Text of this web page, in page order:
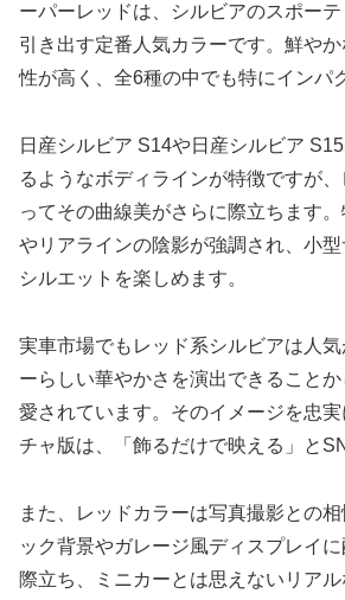
ーパーレッドは、シルビアのスポー
引き出す定番人気カラーです。鮮や
性が高く、全6種の中でも特にインパ
日産シルビア S14や日産シルビア
るようなボディラインが特徴ですが
ってその曲線美がさらに際立ちます
やリアラインの陰影が強調され、小
シルエットを楽しめます。
実車市場でもレッド系シルビアは人
ーらしい華やかさを演出できること
愛されています。そのイメージを忠
チャ版は、「飾るだけで映える」と
また、レッドカラーは写真撮影との
ック背景やガレージ風ディスプレイ
際立ち、ミニカーとは思えないリア